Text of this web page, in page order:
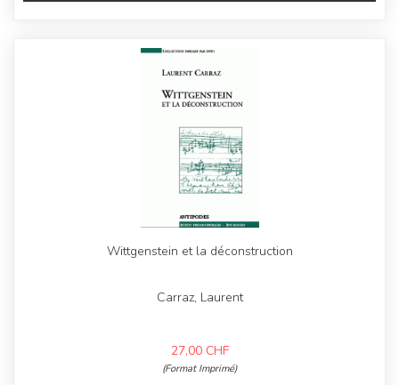
Wittgenstein et la déconstruction
Carraz, Laurent
27,00 CHF
(Format Imprimé)